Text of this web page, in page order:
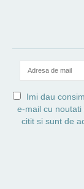
Imi dau
e-mail cu
citit si sunt de